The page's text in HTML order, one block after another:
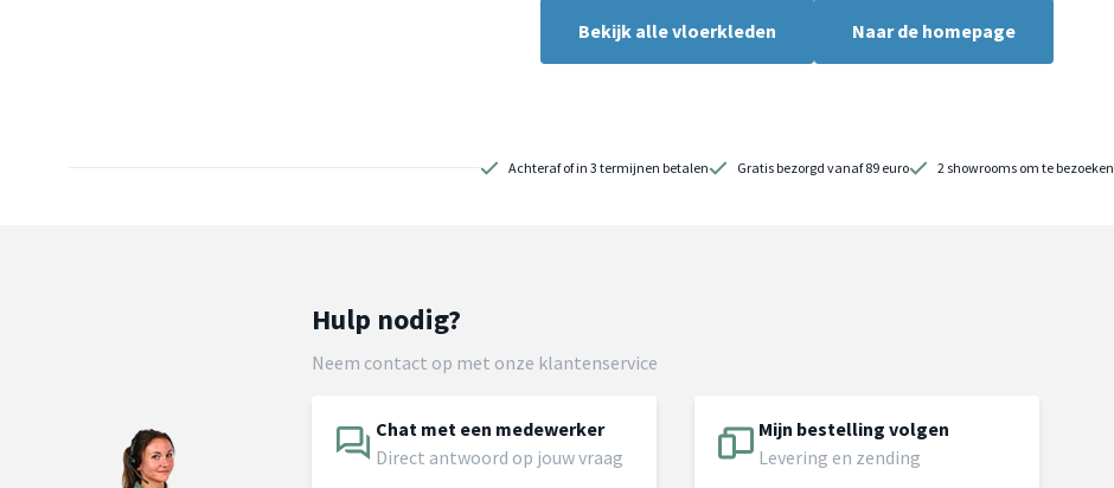
Bekijk alle vloerkleden Naar de homepage
Achteraf of in 3 termijnen betalen Gratis bezorgd vanaf 89 euro 2 showrooms om te bezoeken
Hulp nodig?
Neem contact op met onze klantenservice
Chat met een medewerker
Direct antwoord op jouw vraag
Mijn bestelling volgen
Levering en zending